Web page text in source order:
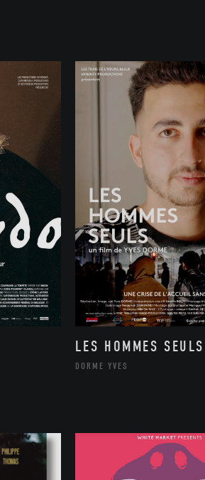
LES HOMMES SEULS
DORME YVES